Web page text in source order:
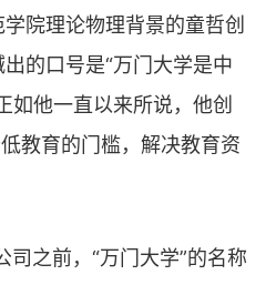
院理论物理背景的童哲创
的口号是“万门大学是中
如他一直以来所说，他创
教育的门槛，解决教育资
之前，“万门大学”的名称